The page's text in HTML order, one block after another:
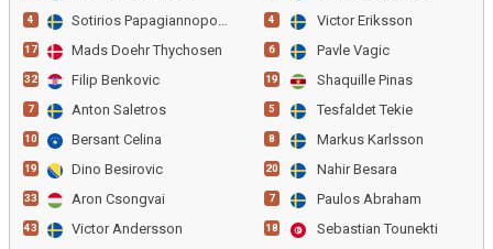
4 Sotirios Papagiannopoulos
17 Mads Doehr Thychosen
32 Filip Benkovic
7 Anton Saletros
10 Bersant Celina
19 Dino Besirovic
33 Aron Csongvai
43 Victor Andersson
4 Victor Eriksson
6 Pavle Vagic
19 Shaquille Pinas
5 Tesfaldet Tekie
8 Markus Karlsson
20 Nahir Besara
7 Paulos Abraham
18 Sebastian Tounekti